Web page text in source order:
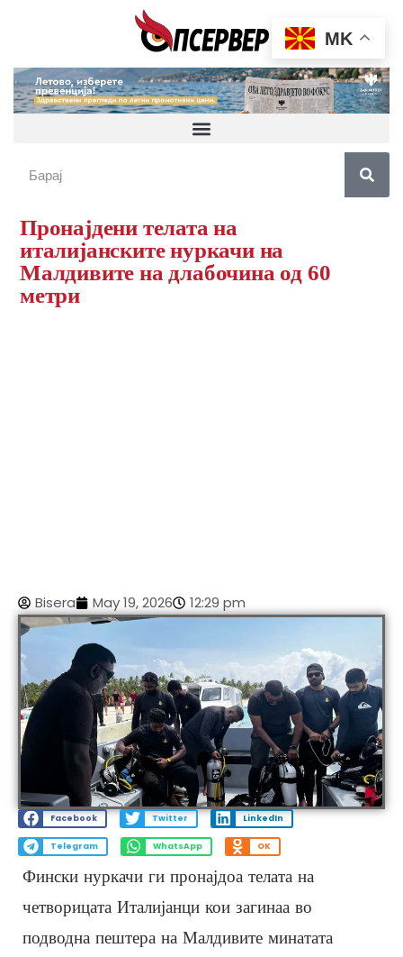
Пронајдени телата на
италијанските нуркачи на
Малдивите на длабочина од 60
метри
Bisera May 19, 2026 12:29 pm
Facebook Twitter LinkedIn
Telegram WhatsApp OK
Фински нуркачи ги пронајдоа телата на
четворицата Италијанци кои загинаа во
подводна пештера на Малдивите минатата
MK